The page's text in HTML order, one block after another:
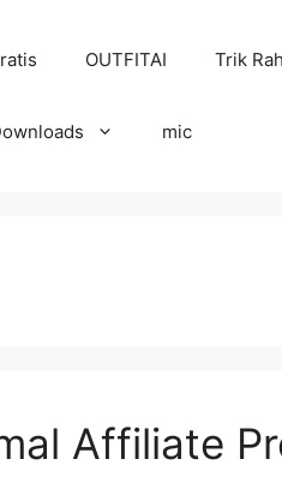
OUTFITAI Trik
mic
Affiliate